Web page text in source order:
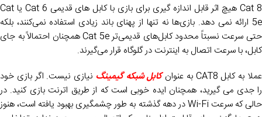
Cat 8 هیچ اثر قابل اندازه گیری برای بازی با کابل های قدیمی Cat 6 یا Cat
5e ارائه نمی دهد. بازی‌ها نه تنها از پهنای باند زیادی استفاده نمی‌کنند، بلکه
حتی سرعت نسبتاً محدود کابل‌های قدیمی‌تر Cat 5e همچنان احتمالاً به جای
کابل، با سرعت اتصال به اینترنت در گلوگاه قرار می‌گیرند.
عملا به کابل CAT8 به عنوان
کابل شبکه گیمینگ نیازی نیست. اگر بازی خود
را جدی می گیرید، همچنان ایده خوبی است که از طریق اترنت بازی کنید. در
حالی که سرعت Wi-Fi در دهه گذشته به طور چشمگیری بهبود یافته است، هنوز